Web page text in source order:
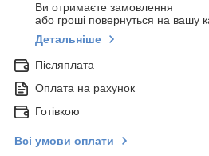
Ви отримаєте замовлення
або гроші повернуться на вашу
Детальніше
Післяплата
Оплата на рахунок
Готівкою
Всі умови оплати